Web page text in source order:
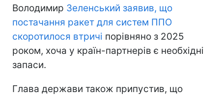
Володимир Зеленський заявив, що
постачання ракет для систем ППО
скоротилося втричі порівняно з 2025
роком, хоча у країн-партнерів є необхідні
запаси.
Глава держави також припустив, що